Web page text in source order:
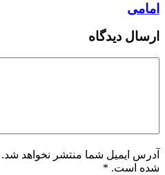
امامی
ارسال دیدگاه
آدرس ایمیل شما منتشر نخواهد
شده است. *